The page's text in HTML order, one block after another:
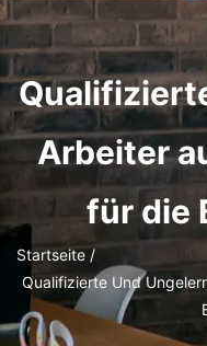
Arbeiter
für die
Pfadnavigation
Startseite /
Qualifizierte Und